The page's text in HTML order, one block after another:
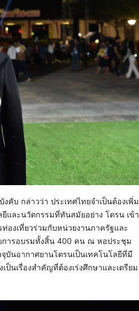
บ กล่าวว่า ประเทศไทยจำเป็นต้องเพิ่ม
และนวัตกรรมที่ทันสมัยอย่าง โดรน เข้า
องเที่ยวร่วมกับหน่วยงานภาครัฐและ
การอบรมทั้งสิ้น 400 คน ณ หอประชุม
บันอากาศยานโดรนเป็นเทคโนโลยีที่มี
เรื่องสำคัญที่ต้องเร่งศึกษาและเตรียม